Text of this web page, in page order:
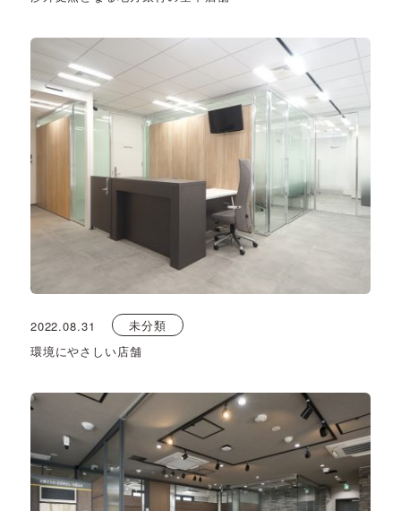
2022.08.31
未分類
環境にやさしい店舗